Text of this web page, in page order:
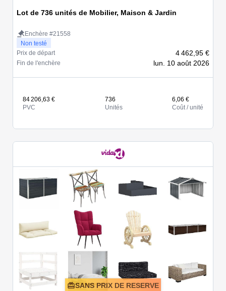
Lot de 736 unités de Mobilier, Maison & Jardin
Enchère #21558
Non testé
Prix de départ
4 462,95 €
Fin de l'enchère lun. 10 août 2026
84 206,63 €
PVC
736
Unités
6,06 €
Coût / unité
SANS PRIX DE RESERVE